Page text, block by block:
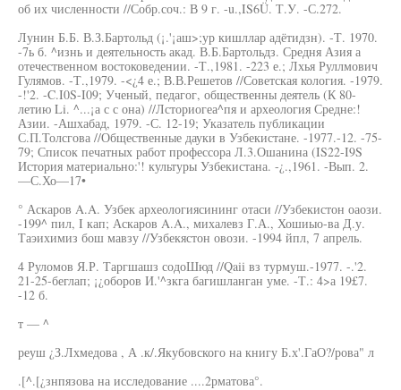
об их численности //Собр.соч.: В 9 г. -u.,IS6Ü. Т.У. -С.272.
Лунин Б.Б. В.З.Бартольд (¡.'¡аш>;ур кишллар адётидзн). -Т. 1970.
-7ь б. ^изнь и деятельность акад. В.Б.Бартольдз. Средня Азия а
отечественном востоковедении. -Т.,1981. -223 е.; Лхья Руллмович
Гулямов. -Т.,1979. -<¿4 е.; В.В.Решетов //Советская кология. -1979.
-!'2. -C.I0S-I09; Ученый, педагог, общественны деятель (К 80-
летию Li. ^...¡а с с она) //Лсториогеа^пя и археология Средне:!
Азии. -Ашхабад, 1979. -С. 12-19; Указатель публикации
С.П.Толсгова //Общественные дауки в Узбекистане. -1977.-12. -75-
79; Список печатных работ профессора Л.3.Ошанина (IS22-I9S
История материально:'! культуры Узбекистана. -¿.,1961. -Вып. 2.
—С.Хо—17•
° Аскаров A.A. Узбек археологиясининг отаси //Узбекистон оаози.
-199^ пил, I кап; Аскаров A.A., михалевз Г.А., Хошиыо-ва Д.у.
Таэихимиз бош мавзу //Узбекястон овози. -1994 йпл, 7 апрель.
4 Руломов Я.Р. Таргшашз содоШюд //Qaii вз турмуш.-1977. -.'2.
21-25-беглап; ¡¿оборов И.'^зкга багишланган уме. -Т.: 4>а 19£7.
-12 б.
т — ^
реуш ¿З.Лхмедова , А .к/.Якубовского на книгу Б.х'.ГаО?/рова" л
.[^.[¿знпязова на исследование ....2рматова°.